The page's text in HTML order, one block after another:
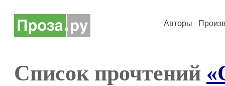
Авторы
Список прочтений